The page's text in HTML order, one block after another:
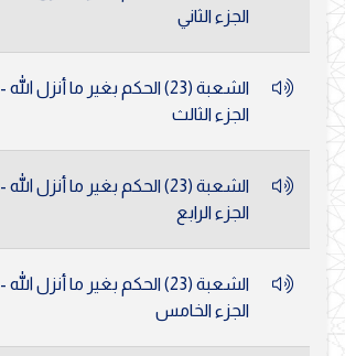
الجزء الثاني
الشعبة (23) الحكم بغير ما أنزل الله -
الجزء الثالث
الشعبة (23) الحكم بغير ما أنزل الله -
الجزء الرابع
الشعبة (23) الحكم بغير ما أنزل الله -
الجزء الخامس